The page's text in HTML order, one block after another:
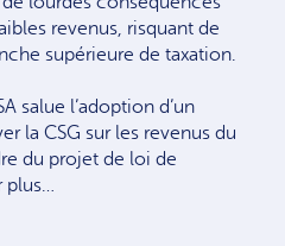
revenus, risquant de
supérieure de taxation.
salue l’adoption d’un
la CSG sur les revenus du
du projet de loi de
plus…